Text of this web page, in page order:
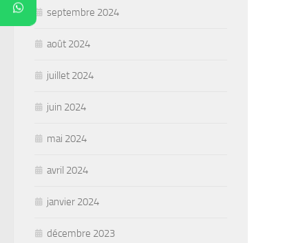
septembre 2024
août 2024
juillet 2024
juin 2024
mai 2024
avril 2024
janvier 2024
décembre 2023